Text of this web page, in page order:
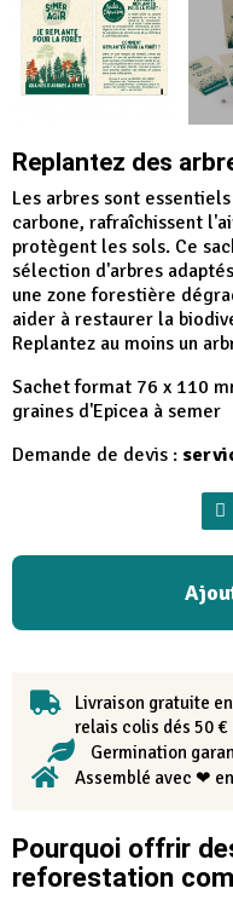
Replantez des
Les arbres sont
carbone, rafraîchissent
protègent les sols. Ce
sélection d'arbres
une zone forestière
aider à restaurer la
Replantez au moins un
Sachet format 76 x 110
graines d'Epicea à semer
Demande de devis :
Livraison gratuite en
relais colis dés 50 €
Germination
Assemblé avec ❤ en
Pourquoi offrir
reforestation